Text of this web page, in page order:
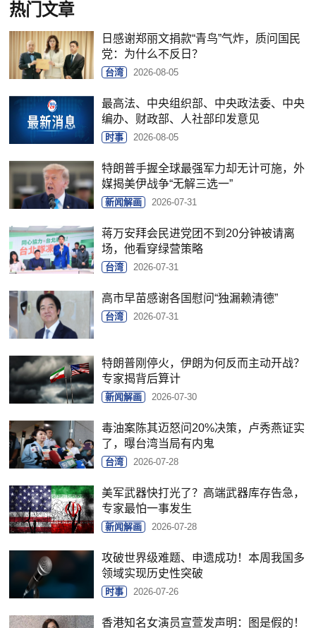
热门文章
日感谢郑丽文捐款“青鸟”气炸，质问国民
党：为什么不反日？
台湾 2026-08-05
最高法、中央组织部、中央政法委、中央
编办、财政部、人社部印发意见
时事 2026-08-05
特朗普手握全球最强军力却无计可施，外
媒揭美伊战争“无解三选一”
新闻解画 2026-07-31
蒋万安拜会民进党团不到20分钟被请离
场，他看穿绿营策略
台湾 2026-07-31
高市早苗感谢各国慰问“独漏赖清德”
台湾 2026-07-31
特朗普刚停火，伊朗为何反而主动开战？
专家揭背后算计
新闻解画 2026-07-30
毒油案陈其迈怒问20%决策，卢秀燕证实
了，曝台湾当局有内鬼
台湾 2026-07-28
美军武器快打光了？高端武器库存告急，
专家最怕一事发生
新闻解画 2026-07-28
攻破世界级难题、申遗成功！本周我国多
领域实现历史性突破
时事 2026-07-26
香港知名女演员宣萱发声明：图是假的！